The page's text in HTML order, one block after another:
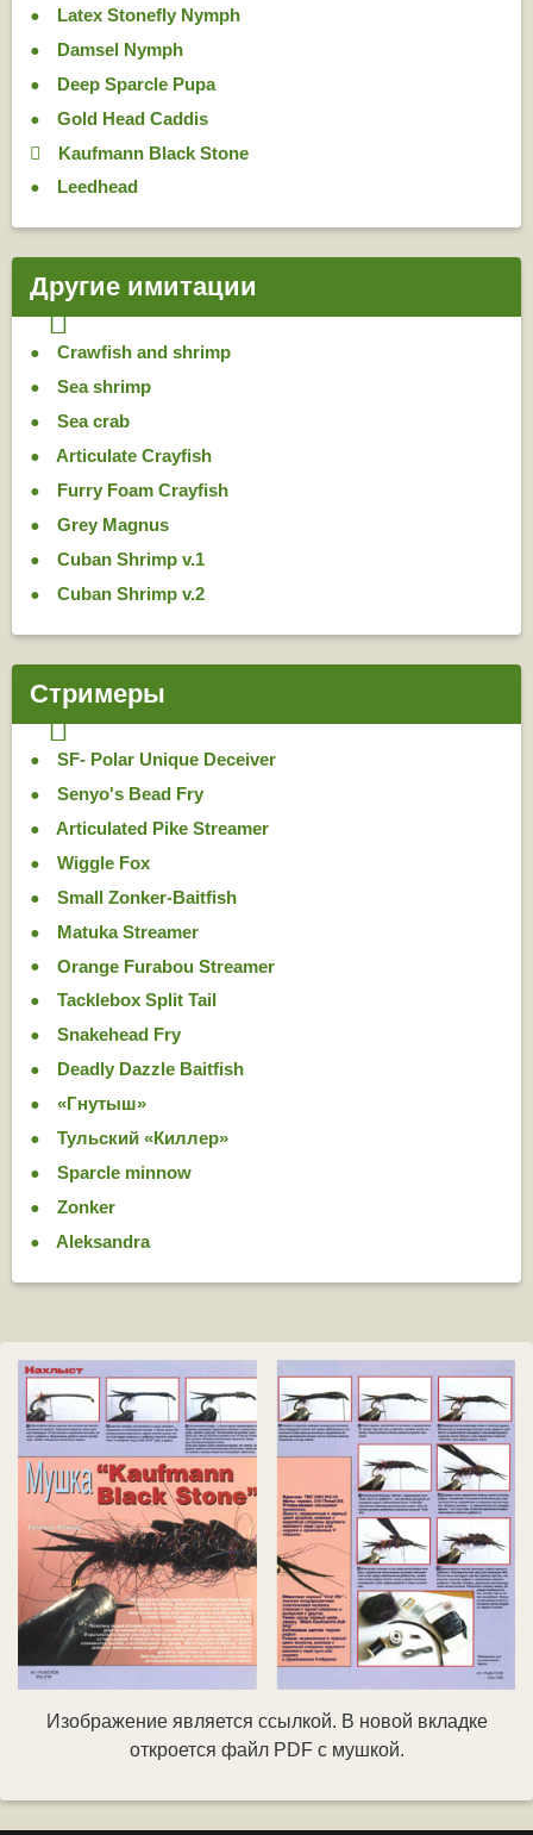
Latex Stonefly Nymph
Damsel Nymph
Deep Sparcle Pupa
Gold Head Caddis
Kaufmann Black Stone
Leedhead
Другие имитации
Crawfish and shrimp
Sea shrimp
Sea crab
Articulate Crayfish
Furry Foam Crayfish
Grey Magnus
Cuban Shrimp v.1
Cuban Shrimp v.2
Стримеры
SF- Polar Unique Deceiver
Senyo's Bead Fry
Articulated Pike Streamer
Wiggle Fox
Small Zonker-Baitfish
Matuka Streamer
Orange Furabou Streamer
Tacklebox Split Tail
Snakehead Fry
Deadly Dazzle Baitfish
«Гнутыш»
Тульский «Киллер»
Sparcle minnow
Zonker
Aleksandra
Изображение является ссылкой. В новой вкладке
откроется файл PDF с мушкой.